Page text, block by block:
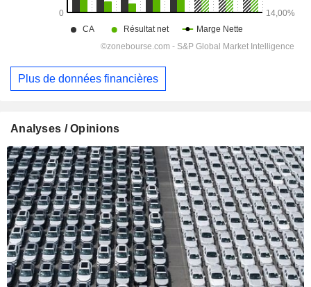
Plus de données financières
Analyses / Opinions